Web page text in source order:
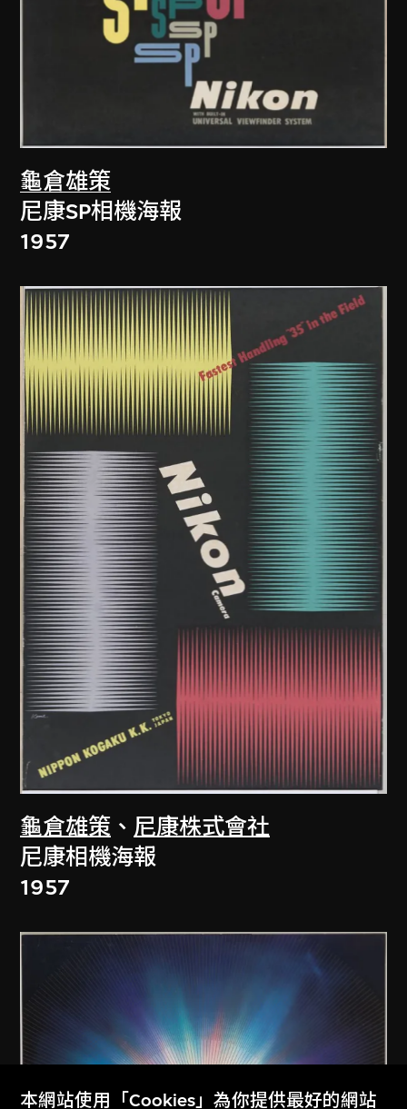
龜倉雄策
尼康SP相機海報
1957
龜倉雄策 、 尼康株式會社
尼康相機海報
1957
本網站使用「Cookies」為你提供最好的網站